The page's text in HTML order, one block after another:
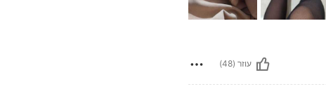
עוזר (48)